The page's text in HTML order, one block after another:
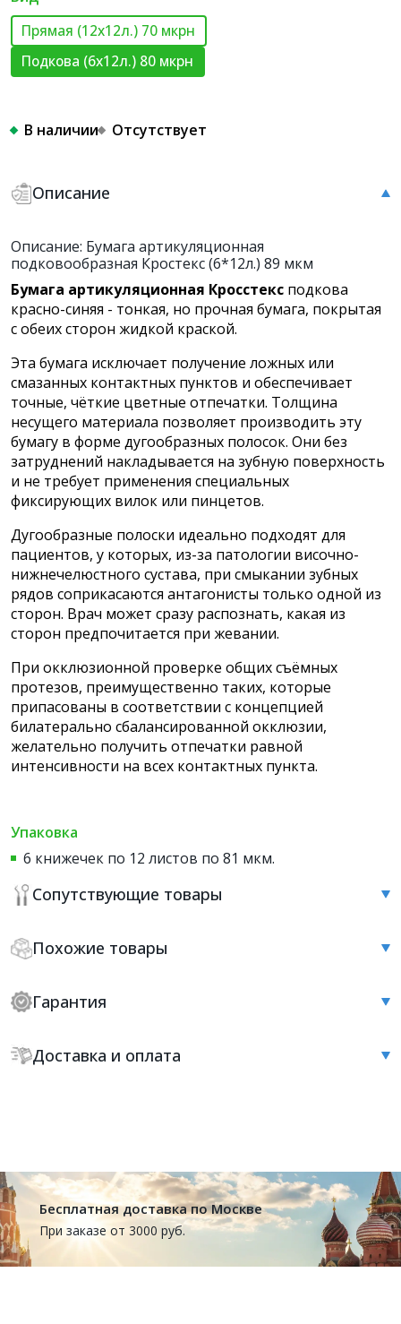
Прямая (12х12л.) 70 мкрн
Подкова (6х12л.) 80 мкрн
В наличии Отсутствует
Описание
Сопутствующие товары
Похожие товары
Гарантия
Доставка и оплата
Описание: Бумага артикуляционная
подковообразная Кростекс (6*12л.) 89 мкм
Бумага артикуляционная Кросстекс подкова
красно-синяя - тонкая, но прочная бумага, покрытая
с обеих сторон жидкой краской.
Эта бумага исключает получение ложных или
смазанных контактных пунктов и обеспечивает
точные, чёткие цветные отпечатки. Толщина
несущего материала позволяет производить эту
бумагу в форме дугообразных полосок. Они без
затруднений накладывается на зубную поверхность
и не требует применения специальных
фиксирующих вилок или пинцетов.
Дугообразные полоски идеально подходят для
пациентов, у которых, из-за патологии височно-
нижнечелюстного сустава, при смыкании зубных
рядов соприкасаются антагонисты только одной из
сторон. Врач может сразу распознать, какая из
сторон предпочитается при жевании.
При окклюзионной проверке общих съёмных
протезов, преимущественно таких, которые
припасованы в соответствии с концепцией
билатерально сбалансированной окклюзии,
желательно получить отпечатки равной
интенсивности на всех контактных пункта.
Упаковка
6 книжечек по 12 листов по 81 мкм.
Бесплатная доставка по Москве
При заказе от 3000 руб.